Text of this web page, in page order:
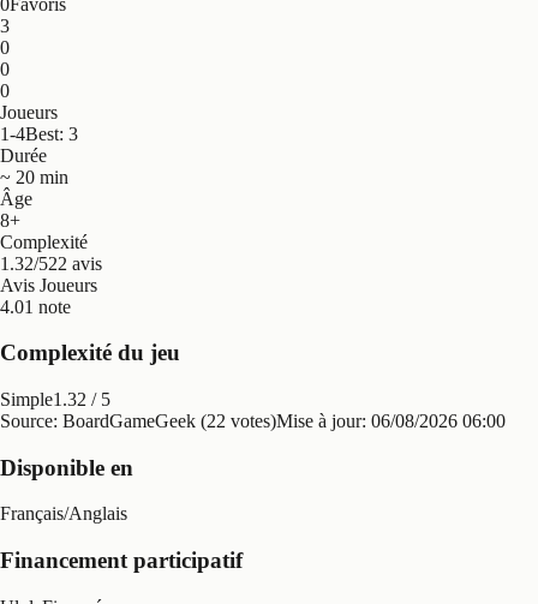
3
0
0
0
Joueurs
1-4Best: 3
Durée
~ 20 min
Âge
8+
Complexité
1.32/522 avis
Avis Joueurs
4.01 note
Complexité du jeu
Simple1.32 / 5
Source: BoardGameGeek (22 votes)Mise à jour: 06/08/2026 06:00
Disponible en
Français/Anglais
Financement participatif